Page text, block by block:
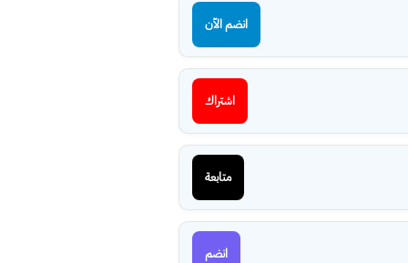
انضم الآن
اشتراك
متابعة
انضم